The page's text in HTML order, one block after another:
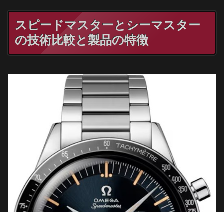
スピードマスターとシーマスター
の技術比較と製品の特徴